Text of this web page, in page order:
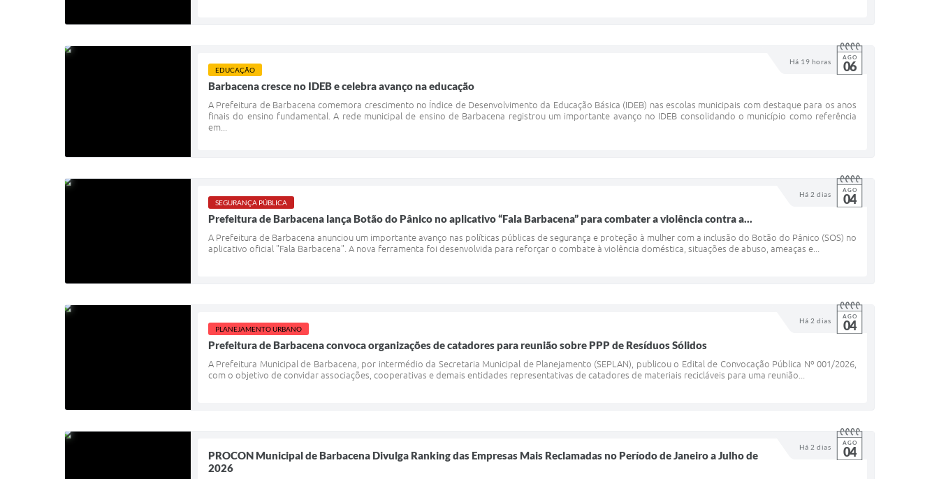
Há 19 horas AGO
06
EDUCAÇÃO
Barbacena cresce no IDEB e celebra avanço na educação
A Prefeitura de Barbacena comemora crescimento no Índice de Desenvolvimento da Educação Básica (IDEB) nas escolas municipais com destaque para os anos
finais do ensino fundamental. A rede municipal de ensino de Barbacena registrou um importante avanço no IDEB consolidando o município como referência
em...
Há 2 dias AGO
04
SEGURANÇA PÚBLICA
Prefeitura de Barbacena lança Botão do Pânico no aplicativo “Fala Barbacena” para combater a violência contra a...
A Prefeitura de Barbacena anunciou um importante avanço nas políticas públicas de segurança e proteção à mulher com a inclusão do Botão do Pânico (SOS) no
aplicativo oficial "Fala Barbacena". A nova ferramenta foi desenvolvida para reforçar o combate à violência doméstica, situações de abuso, ameaças e...
Há 2 dias AGO
04
PLANEJAMENTO URBANO
Prefeitura de Barbacena convoca organizações de catadores para reunião sobre PPP de Resíduos Sólidos
A Prefeitura Municipal de Barbacena, por intermédio da Secretaria Municipal de Planejamento (SEPLAN), publicou o Edital de Convocação Pública Nº 001/2026,
com o objetivo de convidar associações, cooperativas e demais entidades representativas de catadores de materiais recicláveis para uma reunião...
Há 2 dias AGO
04
PROCON Municipal de Barbacena Divulga Ranking das Empresas Mais Reclamadas no Período de Janeiro a Julho de
2026